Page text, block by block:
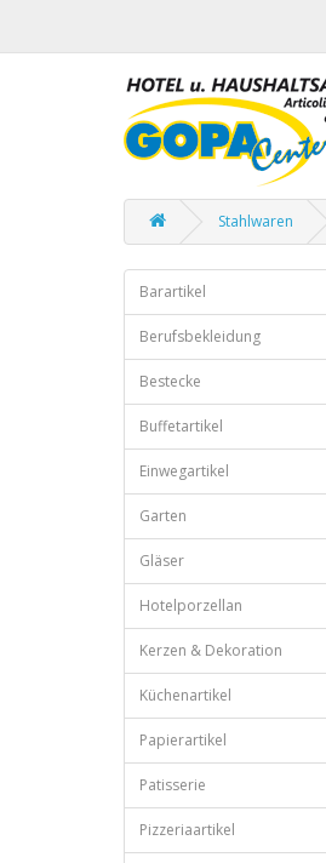
Stahlwaren
Barartikel
Berufsbekleidung
Bestecke
Buffetartikel
Einwegartikel
Garten
Gläser
Hotelporzellan
Kerzen & Dekoration
Küchenartikel
Papierartikel
Patisserie
Pizzeriaartikel